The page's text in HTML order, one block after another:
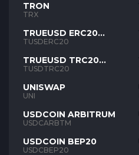
TRON
TRX
TRUEUSD ERC20
TUSD
TUSDERC20
TRUEUSD TRC20
TUSD
TUSDTRC20
UNISWAP
UNI
USDCOIN ARBITRUM
USDCARBTM
USDCOIN BEP20
USDCBEP20